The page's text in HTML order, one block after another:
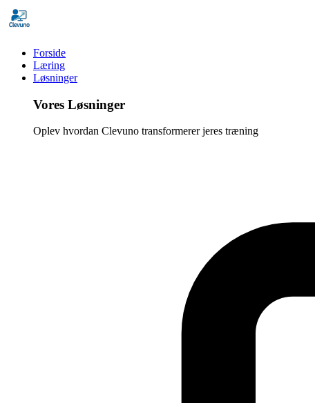
Forside
Læring
Løsninger
Vores Løsninger
Oplev hvordan Clevuno transformerer jeres træning